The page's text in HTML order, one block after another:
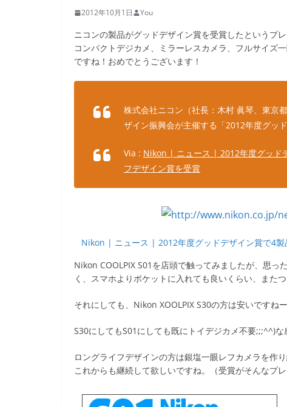
2012年10月1日 You
ニコンの製品がグッドデザイン賞を受賞したというプ
コンパクトデジカメ、ミラーレスカメラ、フルサイズ
ですね！おめでとうございます！
株式会社ニコン（社長：木村 眞琴、東京
ザイン振興会が主催する「2012年度グッ
Via : Nikon | ニュース | 2012年度グッド
フデザイン賞を受賞
Nikon | ニュース | 2012年度グッドデザイン賞で4製
Nikon COOLPIX S01を店頭で触ってみましたが、思っ
く、スマホよりポケットに入れても良いくらい、また
それにしても、Nikon XOOLPIX S30の方は安いですね
S30にしてもS01にしても既にトイデジカメ不要;;;^^)な
ロングライフデザインの方は銀塩一眼レフカメラを作
これからも継続して欲しいですね。（受賞がそんなプ